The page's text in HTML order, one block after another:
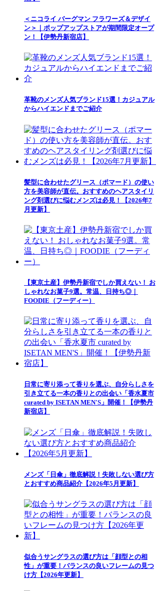
＜ニコライ バーグマン フラワーズ＆デザイ
ン＞｜ポップアップストアが期間限定オープ
ン！【伊勢丹新宿店】
革靴のメンズ人気ブランド15選！カジュアル
からハイエンドまでご紹介
髪型に合わせたグリース（ポマード）の使い
方を美容師が直伝。おすすめのヘアスタイリ
ング剤選びに悩むメンズは必見！【2026年7
月更新】
【東京土産】伊勢丹新宿でしか買えない！ お
しゃれなお菓子9選。常温、日持ち◎｜
FOODIE（フーディー）
日常に寄り添って香りを選ぶ、自分らしさを
引き立てる一本の香りとの出会い「香水夏市
curated by ISETAN MEN'S」開催！【伊勢丹
新宿店】
メンズ「日傘」徹底解説！失敗しない選び方
とおすすめ商品紹介【2026年5月更新】
似合うサングラスの選び方は「顔型との相
性」が重要！バランスの良いフレームの見つ
け方【2026年更新】